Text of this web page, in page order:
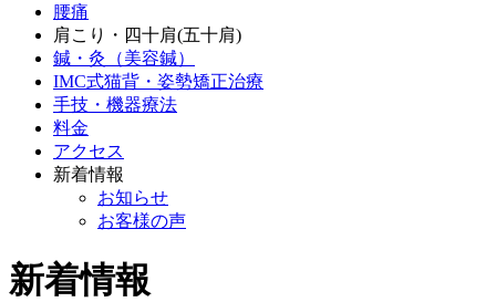
腰痛
肩こり・四十肩(五十肩)
鍼・灸（美容鍼）
IMC式猫背・姿勢矯正治療
手技・機器療法
料金
アクセス
新着情報
お知らせ
お客様の声
新着情報